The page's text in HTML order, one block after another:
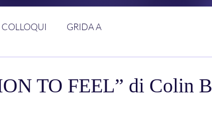
COLLOQUI GRIDA A
TO FEEL” di Colin